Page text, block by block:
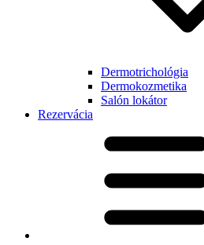
Dermotrichológia
Dermokozmetika
Salón lokátor
Rezervácia